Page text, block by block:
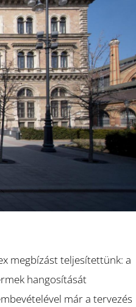
megbízást teljesítettünk: a
hangosítását
már a tervezés